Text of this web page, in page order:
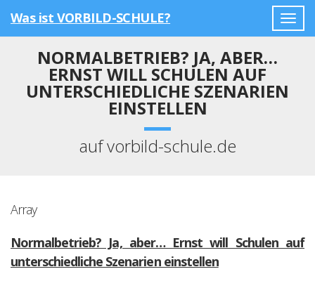
Was ist VORBILD-SCHULE?
NORMALBETRIEB? JA, ABER…
ERNST WILL SCHULEN AUF
UNTERSCHIEDLICHE SZENARIEN
EINSTELLEN
auf vorbild-schule.de
Array
Normalbetrieb? Ja, aber… Ernst will Schulen auf
unterschiedliche Szenarien einstellen